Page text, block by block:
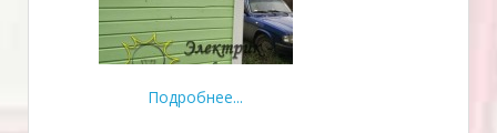
Подробнее...